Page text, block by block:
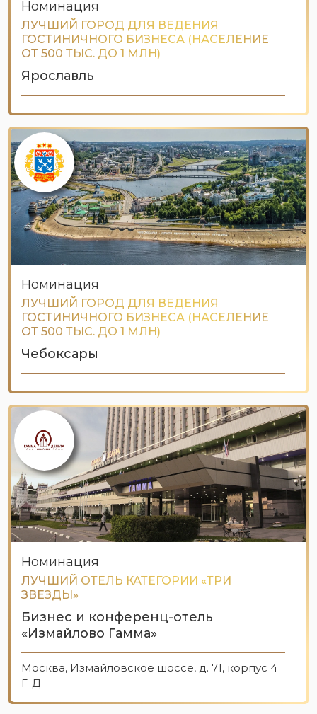
Номинация
ЛУЧШИЙ ГОРОД ДЛЯ ВЕДЕНИЯ
ГОСТИНИЧНОГО БИЗНЕСА (НАСЕЛЕНИЕ
ОТ 500 ТЫС. ДО 1 МЛН)
Ярославль
Номинация
ЛУЧШИЙ ГОРОД ДЛЯ ВЕДЕНИЯ
ГОСТИНИЧНОГО БИЗНЕСА (НАСЕЛЕНИЕ
ОТ 500 ТЫС. ДО 1 МЛН)
Чебоксары
Номинация
ЛУЧШИЙ ОТЕЛЬ КАТЕГОРИИ «ТРИ
ЗВЕЗДЫ»
Бизнес и конференц-отель
«Измайлово Гамма»
Москва, Измайловское шоссе, д. 71, корпус 4
Г-Д